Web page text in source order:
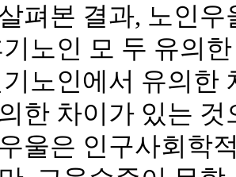
펴본 결과, 노인
기노인 모 두 유의
노인에서 유의한
한 차이가 있는 것
울은 인구사회학